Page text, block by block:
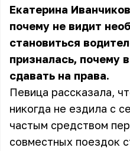
Екатерина
почему не видит
становиться
призналась, почему
сдавать на права.
Певица рассказала,
никогда не ездила с
частым средством
совместных поездок